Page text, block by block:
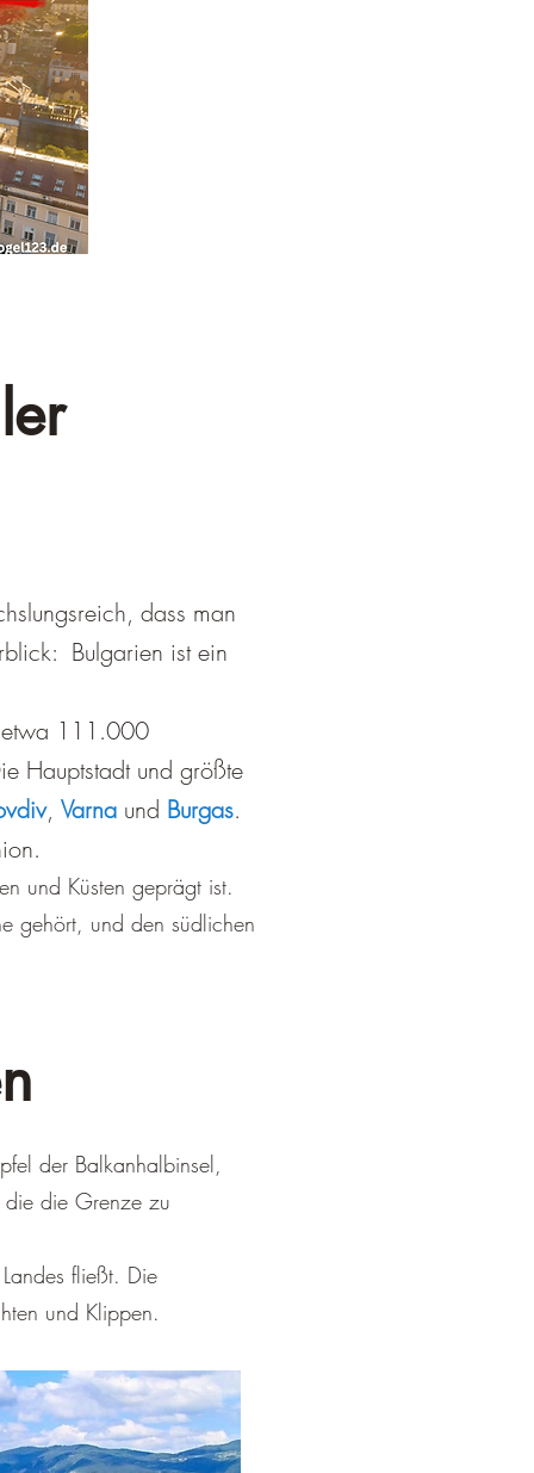
dass man
Bulgarien ist ein
etwa 111.000
Hauptstadt und größte
, Varna und Burgas.
und Küsten geprägt ist.
gehört, und den südlichen
der Balkanhalbinsel,
die Grenze zu
fließt. Die
und Klippen.